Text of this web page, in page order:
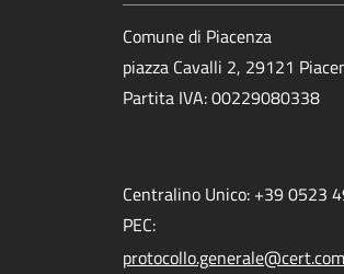
Comune di Piacenza
piazza Cavalli 2, 29121
Partita IVA: 00229080338
Centralino Unico: +39 0523
PEC: